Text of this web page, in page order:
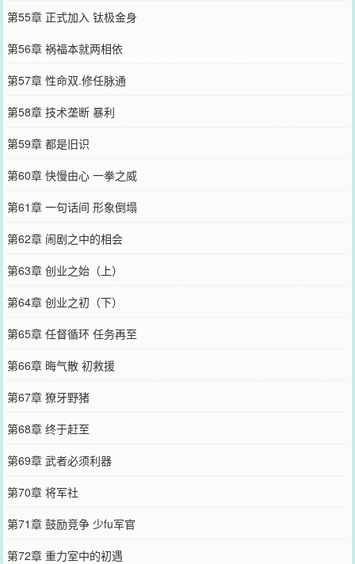
第55章 正式加入 钛极金身
第56章 祸福本就两相依
第57章 性命双.修任脉通
第58章 技术垄断 暴利
第59章 都是旧识
第60章 快慢由心 一拳之威
第61章 一句话间 形象倒塌
第62章 闹剧之中的相会
第63章 创业之始（上）
第64章 创业之初（下）
第65章 任督循环 任务再至
第66章 晦气散 初救援
第67章 獠牙野猪
第68章 终于赶至
第69章 武者必须利器
第70章 将军社
第71章 鼓励竞争 少fu军官
第72章 重力室中的初遇